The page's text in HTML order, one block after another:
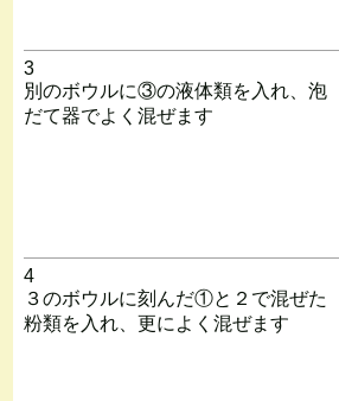
3
別のボウルに③の液体類を入れ、泡
だて器でよく混ぜます
4
３のボウルに刻んだ①と２で混ぜた
粉類を入れ、更によく混ぜます